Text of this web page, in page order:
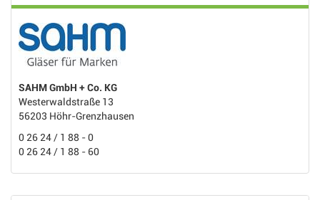
SAHM GmbH + Co. KG
Westerwaldstraße 13
56203 Höhr-Grenzhausen
0 26 24 / 1 88 - 0
0 26 24 / 1 88 - 60